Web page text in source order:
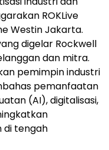
ROKLive
Westin Jakarta.
digelar Rockwell
dan mitra.
pemimpin industri
pemanfaatan
(AI), digitalisasi,
di tengah